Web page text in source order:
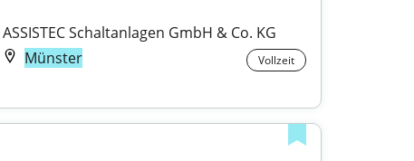
ASSISTEC Schaltanlagen GmbH & Co. KG
Münster
Vollzeit